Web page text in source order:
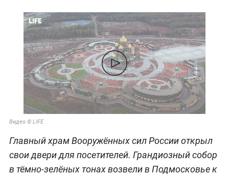
Видео © LIFE
Главный храм Вооружённых сил России открыл
свои двери для посетителей. Грандиозный собор
в тёмно-зелёных тонах возвели в Подмосковье к